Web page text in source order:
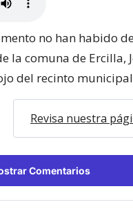
no han habido
la comuna de Ercilla,
del recinto
Revisa nuestra
Comentarios